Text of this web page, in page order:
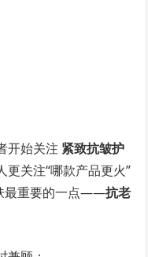
开始关注 紧致抗皱护
关注“哪款产品更火”
最重要的一点——抗老